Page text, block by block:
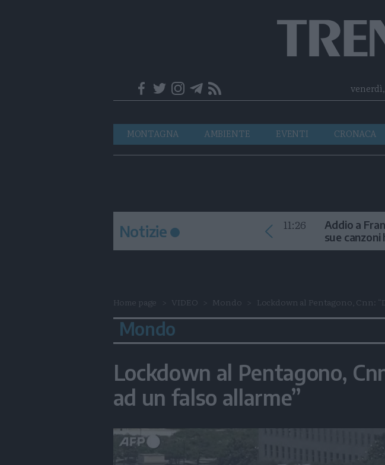
Telegram
RSS
Navigazione
principale
MONTAGNA AMBIENTE EVENTI CRONACA
Notizie 11:26
Addio a
sue
la storia
Home page VIDEO Mondo Lockdown al Pentagono, Cnn:
Mondo
Lockdown al Pentagono,
ad un falso allarme”